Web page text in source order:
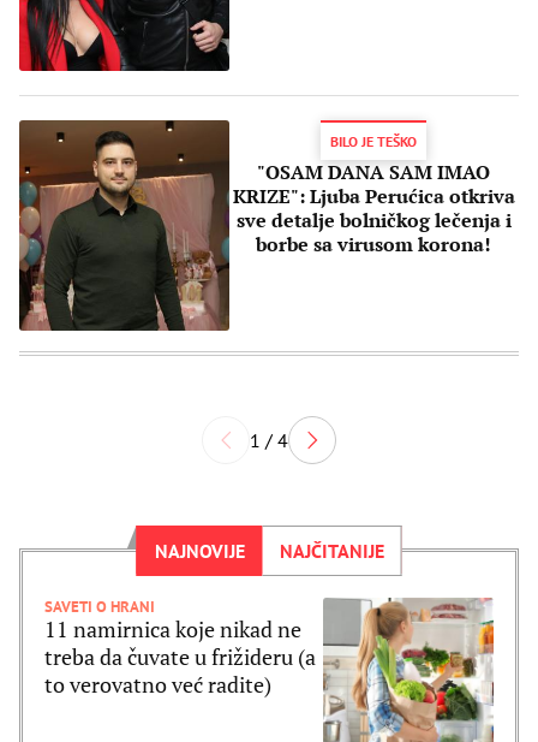
BILO JE TEŠKO
"OSAM DANA SAM IMAO
KRIZE": Ljuba Perućica otkriva
sve detalje bolničkog lečenja i
borbe sa virusom korona!
1 / 4
NAJNOVIJE NAJČITANIJE
SAVETI O HRANI
11 namirnica koje nikad ne
treba da čuvate u frižideru (a
to verovatno već radite)